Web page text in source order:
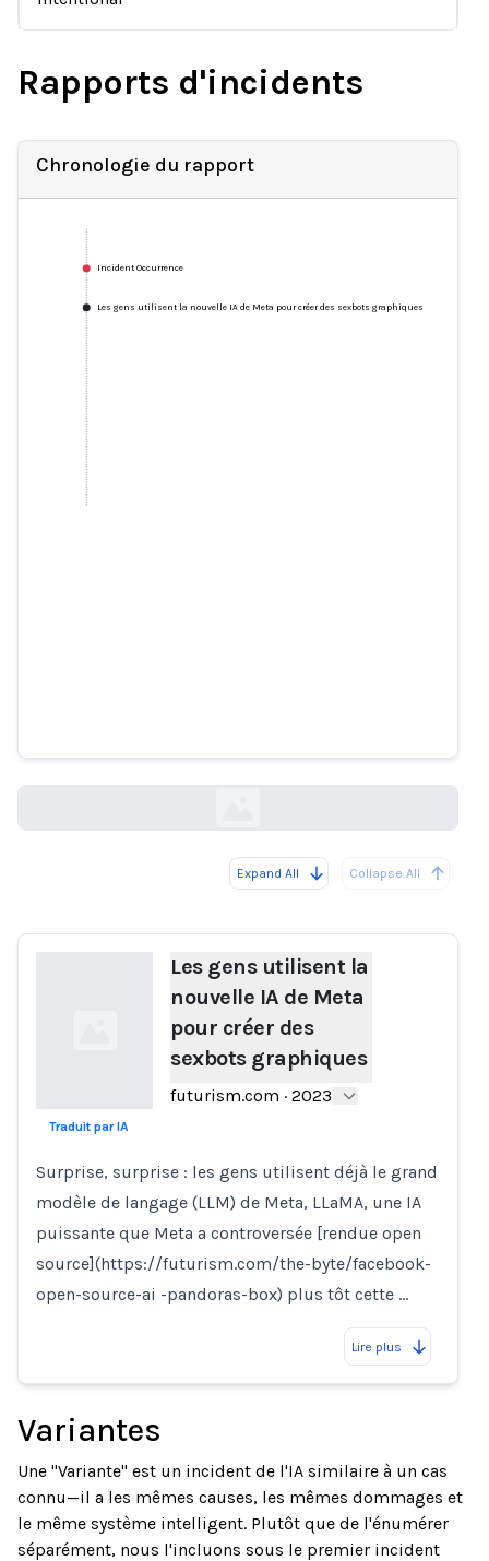
Rapports d'incidents
Chronologie du rapport
Incident Occurrence
Les gens utilisent la nouvelle IA de Meta pour créer des sexbots graphiques
Expand All Collapse All
Les gens utilisent la
nouvelle IA de Meta
pour créer des
sexbots graphiques
futurism.com · 2023
Traduit par IA
Surprise, surprise : les gens utilisent déjà le grand
modèle de langage (LLM) de Meta, LLaMA, une IA
puissante que Meta a controversée [rendue open
source](https://futurism.com/the-byte/facebook-
open-source-ai -pandoras-box) plus tôt cette …
Lire plus
Variantes
Une "Variante" est un incident de l'IA similaire à un cas
connu—il a les mêmes causes, les mêmes dommages et
le même système intelligent. Plutôt que de l'énumérer
séparément, nous l'incluons sous le premier incident